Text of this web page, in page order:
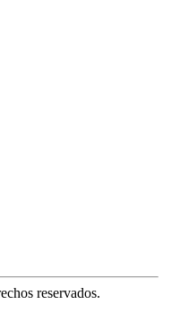
reservados.